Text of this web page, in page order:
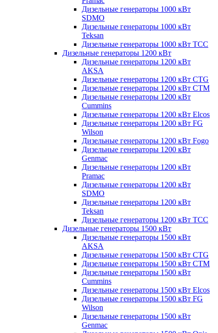
Дизельные генераторы 1000 кВт
SDMO
Дизельные генераторы 1000 кВт
Teksan
Дизельные генераторы 1000 кВт ТСС
Дизельные генераторы 1200 кВт
Дизельные генераторы 1200 кВт
AKSA
Дизельные генераторы 1200 кВт CTG
Дизельные генераторы 1200 кВт CTM
Дизельные генераторы 1200 кВт
Cummins
Дизельные генераторы 1200 кВт Elcos
Дизельные генераторы 1200 кВт FG
Wilson
Дизельные генераторы 1200 кВт Fogo
Дизельные генераторы 1200 кВт
Genmac
Дизельные генераторы 1200 кВт
Pramac
Дизельные генераторы 1200 кВт
SDMO
Дизельные генераторы 1200 кВт
Teksan
Дизельные генераторы 1200 кВт ТСС
Дизельные генераторы 1500 кВт
Дизельные генераторы 1500 кВт
AKSA
Дизельные генераторы 1500 кВт CTG
Дизельные генераторы 1500 кВт CTM
Дизельные генераторы 1500 кВт
Cummins
Дизельные генераторы 1500 кВт Elcos
Дизельные генераторы 1500 кВт FG
Wilson
Дизельные генераторы 1500 кВт
Genmac